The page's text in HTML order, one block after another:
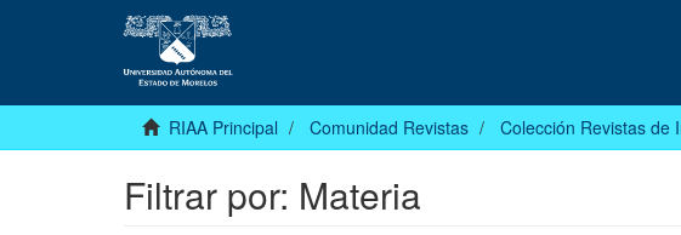
RIAA Principal Comunidad Revistas Colección Revistas de
Filtrar por: Materia